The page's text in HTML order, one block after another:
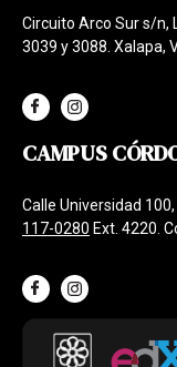
Circuito Arco Sur s/n,
3039 y 3088. Xalapa,
CAMPUS
Calle Universidad
117-0280 Ext. 4220.